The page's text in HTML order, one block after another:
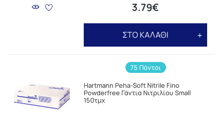
3.79€
ΣΤΟ ΚΑΛΑΘΙ
75 Πόντοι
Hartmann Peha-Soft Nitrile Fino
Powderfree Γάντια Νιτριλίου Small
150τμχ